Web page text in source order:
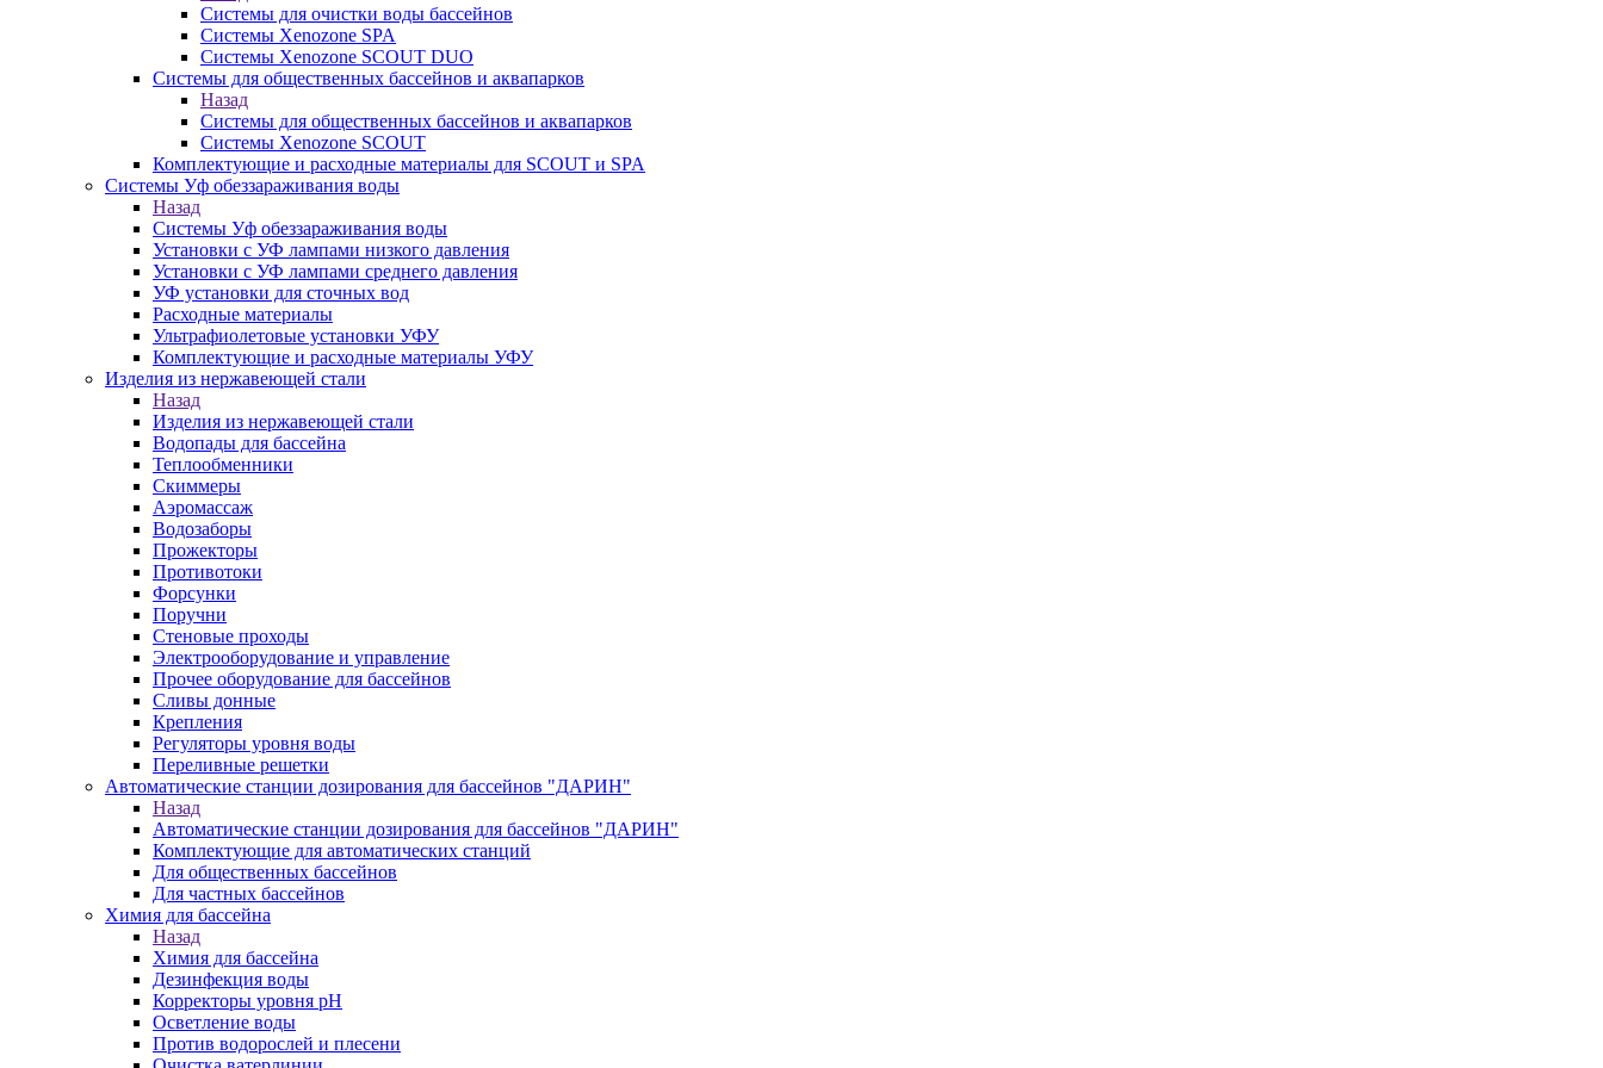
Системы для очистки воды бассейнов
Системы Xenozone SPA
Системы Xenozone SCOUT DUO
Системы для общественных бассейнов и аквапарков
Назад
Системы для общественных бассейнов и аквапарков
Системы Xenozone SCOUT
Комплектующие и расходные материалы для SCOUT и SPA
Системы Уф обеззараживания воды
Назад
Системы Уф обеззараживания воды
Установки с УФ лампами низкого давления
Установки с УФ лампами среднего давления
УФ установки для сточных вод
Расходные материалы
Ультрафиолетовые установки УФУ
Комплектующие и расходные материалы УФУ
Изделия из нержавеющей стали
Назад
Изделия из нержавеющей стали
Водопады для бассейна
Теплообменники
Скиммеры
Аэромассаж
Водозаборы
Прожекторы
Противотоки
Форсунки
Поручни
Стеновые проходы
Электрооборудование и управление
Прочее оборудование для бассейнов
Сливы донные
Крепления
Регуляторы уровня воды
Переливные решетки
Автоматические станции дозирования для бассейнов "ДАРИН"
Назад
Автоматические станции дозирования для бассейнов "ДАРИН"
Комплектующие для автоматических станций
Для общественных бассейнов
Для частных бассейнов
Химия для бассейна
Назад
Химия для бассейна
Дезинфекция воды
Корректоры уровня pH
Осветление воды
Против водорослей и плесени